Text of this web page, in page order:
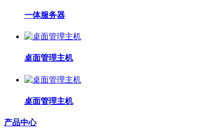
一体服务器
桌面管理主机
桌面管理主机
产品中心